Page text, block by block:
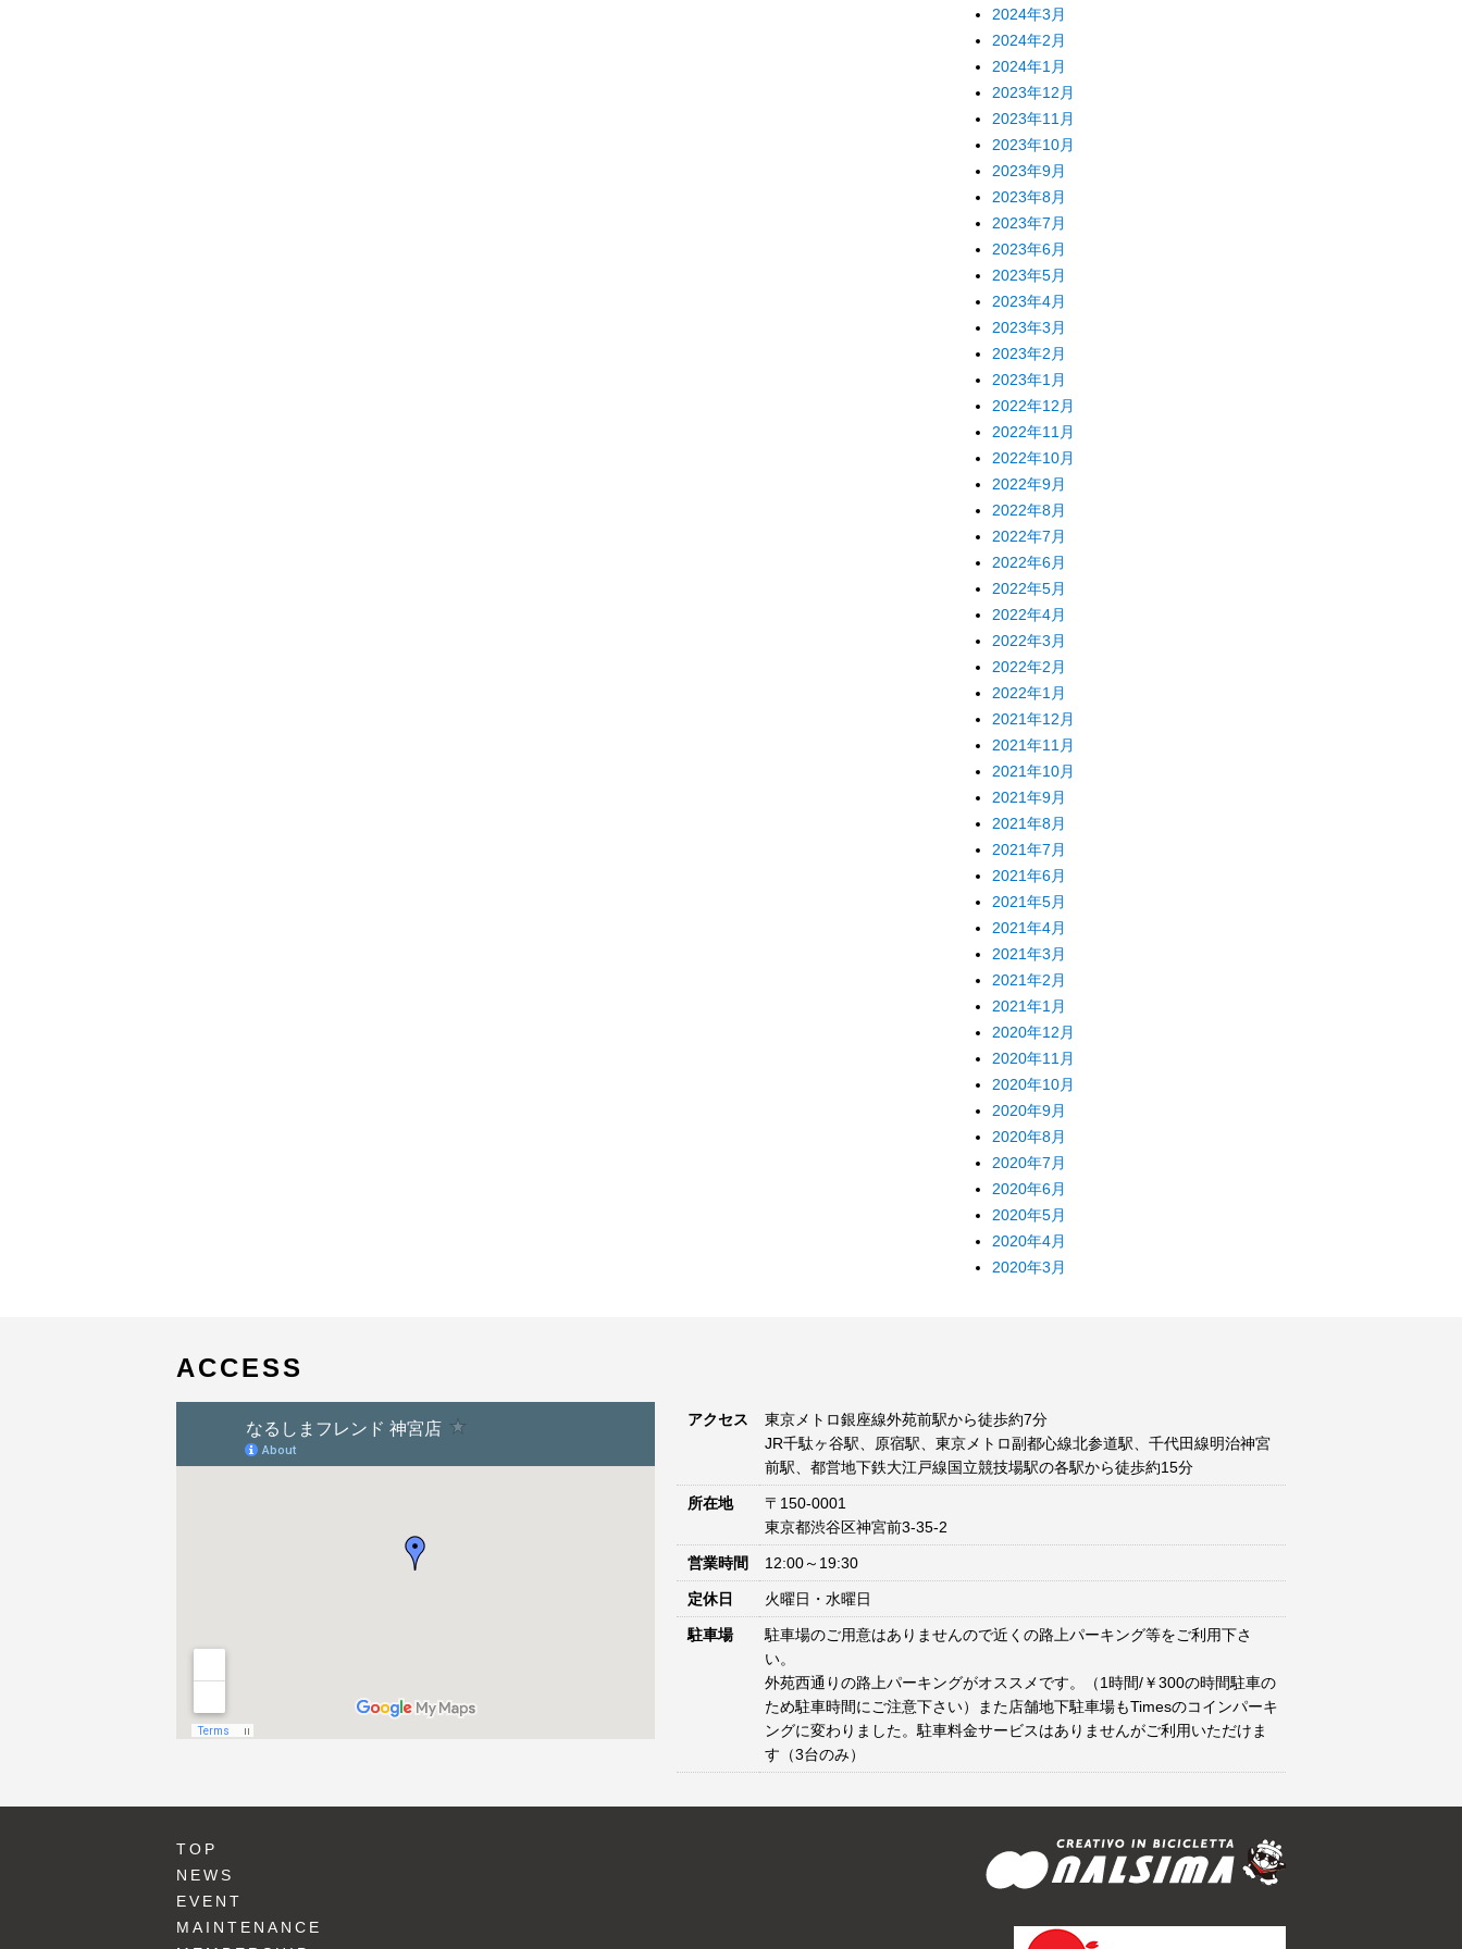
2024年3月
2024年2月
2024年1月
2023年12月
2023年11月
2023年10月
2023年9月
2023年8月
2023年7月
2023年6月
2023年5月
2023年4月
2023年3月
2023年2月
2023年1月
2022年12月
2022年11月
2022年10月
2022年9月
2022年8月
2022年7月
2022年6月
2022年5月
2022年4月
2022年3月
2022年2月
2022年1月
2021年12月
2021年11月
2021年10月
2021年9月
2021年8月
2021年7月
2021年6月
2021年5月
2021年4月
2021年3月
2021年2月
2021年1月
2020年12月
2020年11月
2020年10月
2020年9月
2020年8月
2020年7月
2020年6月
2020年5月
2020年4月
2020年3月
ACCESS
アクセス
東京メトロ銀座線外苑前駅から徒歩約7分
JR千駄ヶ谷駅、原宿駅、東京メトロ副都心線北参道駅、千代田線明治神宮
前駅、都営地下鉄大江戸線国立競技場駅の各駅から徒歩約15分
所在地
〒150-0001
東京都渋谷区神宮前3-35-2
営業時間 12:00～19:30
定休日 火曜日・水曜日
駐車場
駐車場のご用意はありませんので近くの路上パーキング等をご利用下さ
い。
外苑西通りの路上パーキングがオススメです。（1時間/￥300の時間駐車の
ため駐車時間にご注意下さい）また店舗地下駐車場もTimesのコインパーキ
ングに変わりました。駐車料金サービスはありませんがご利用いただけま
す（3台のみ）
TOP
NEWS
EVENT
MAINTENANCE